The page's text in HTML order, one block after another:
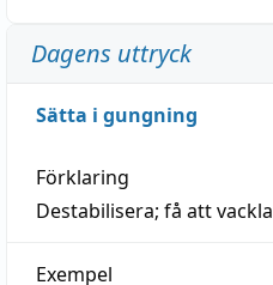
Dagens uttryck
Sätta i gungning
Förklaring
Destabilisera; få att vackla
Exempel